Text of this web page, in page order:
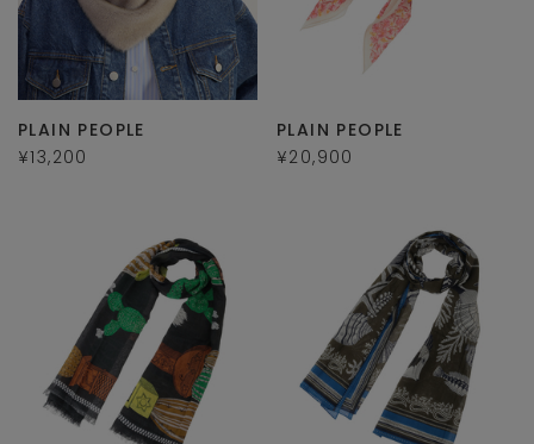
PLAIN PEOPLE
¥13,200
PLAIN PEOPLE
¥20,900